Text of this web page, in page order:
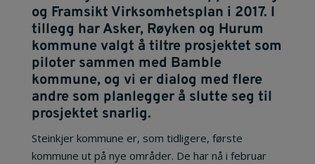
og Framsikt Virksomhetsplan i 2017. I
tillegg har Asker, Røyken og Hurum
kommune valgt å tiltre prosjektet som
piloter sammen med Bamble
kommune, og vi er dialog med flere
andre som planlegger å slutte seg til
prosjektet snarlig.
Steinkjer kommune er, som tidligere, første
kommune ut på nye områder. De har nå i februar